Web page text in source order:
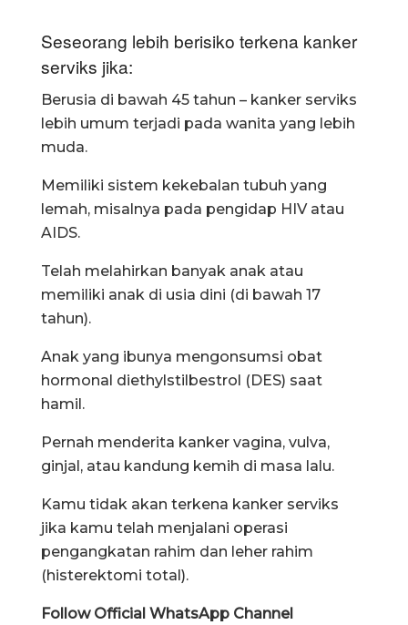
Seseorang lebih berisiko terkena kanker
serviks jika:
Berusia di bawah 45 tahun – kanker serviks
lebih umum terjadi pada wanita yang lebih
muda.
Memiliki sistem kekebalan tubuh yang
lemah, misalnya pada pengidap HIV atau
AIDS.
Telah melahirkan banyak anak atau
memiliki anak di usia dini (di bawah 17
tahun).
Anak yang ibunya mengonsumsi obat
hormonal diethylstilbestrol (DES) saat
hamil.
Pernah menderita kanker vagina, vulva,
ginjal, atau kandung kemih di masa lalu.
Kamu tidak akan terkena kanker serviks
jika kamu telah menjalani operasi
pengangkatan rahim dan leher rahim
(histerektomi total).
Follow Official WhatsApp Channel